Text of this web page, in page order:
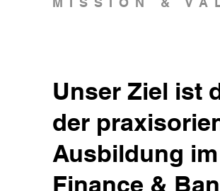
Unser Ziel ist
der
Ausbildung
Finance &